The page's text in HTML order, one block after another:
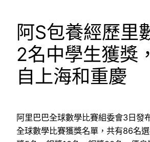
阿S包養經歷里
2名中學生獲獎
自上海和重慶
阿里巴巴全球數學比賽組委會3日發
全球數學比賽獲獎名單，共有86名